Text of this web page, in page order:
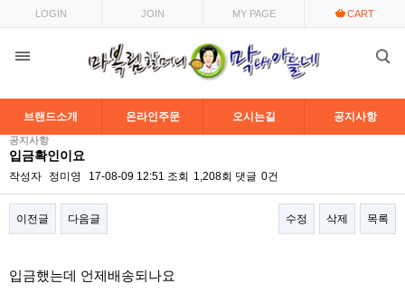
LOGIN JOIN MY PAGE CART
브랜드소개 온라인주문 오시는길 공지사항
공지사항
입금확인이요
작성자 정미영 17-08-09 12:51 조회 1,208회 댓글 0건
이전글 다음글 수정 삭제 목록
입금했는데 언제배송되나요